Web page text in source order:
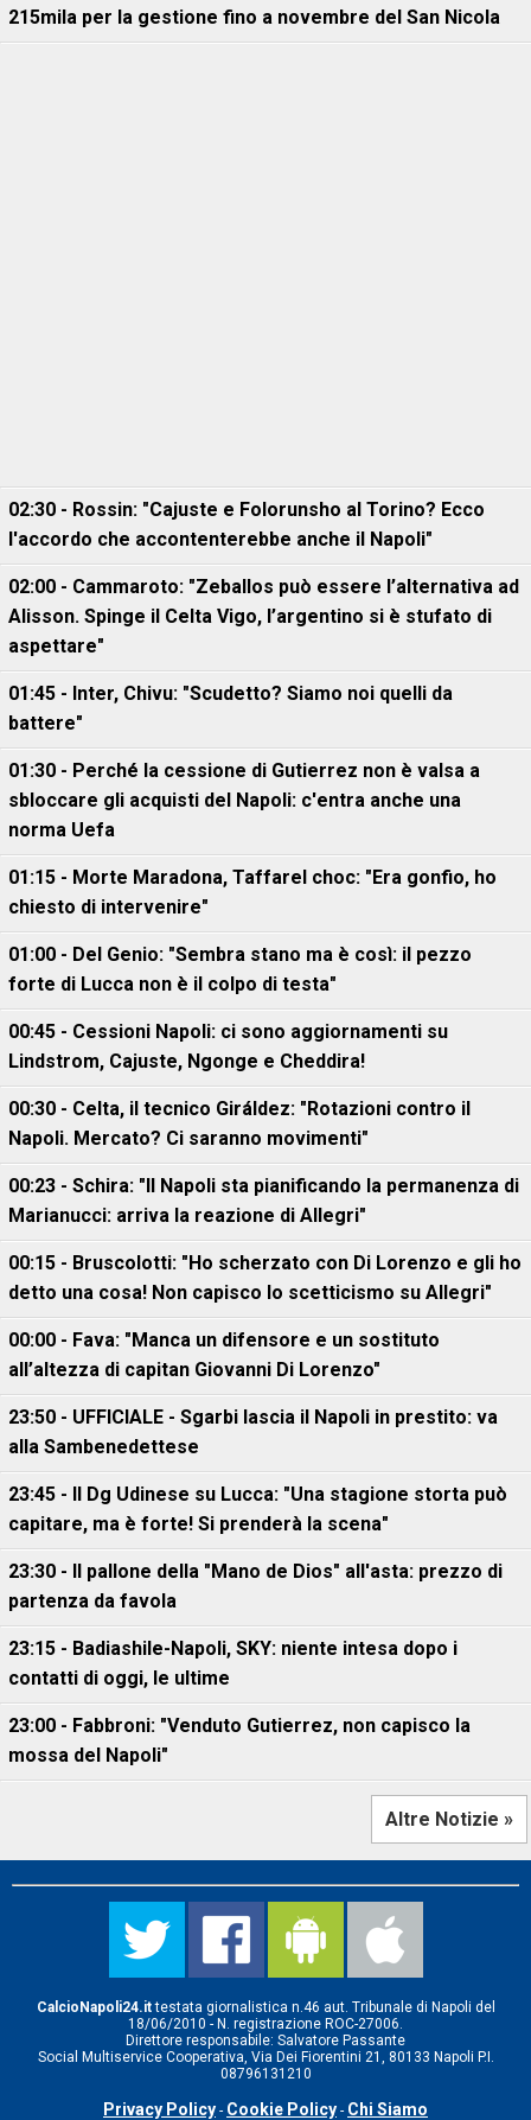
215mila per la gestione fino a novembre del San Nicola
02:30 - Rossin: "Cajuste e Folorunsho al Torino? Ecco
l'accordo che accontenterebbe anche il Napoli"
02:00 - Cammaroto: "Zeballos può essere l’alternativa ad
Alisson. Spinge il Celta Vigo, l’argentino si è stufato di
aspettare"
01:45 - Inter, Chivu: "Scudetto? Siamo noi quelli da
battere"
01:30 - Perché la cessione di Gutierrez non è valsa a
sbloccare gli acquisti del Napoli: c'entra anche una
norma Uefa
01:15 - Morte Maradona, Taffarel choc: "Era gonfio, ho
chiesto di intervenire"
01:00 - Del Genio: "Sembra stano ma è così: il pezzo
forte di Lucca non è il colpo di testa"
00:45 - Cessioni Napoli: ci sono aggiornamenti su
Lindstrom, Cajuste, Ngonge e Cheddira!
00:30 - Celta, il tecnico Giráldez: "Rotazioni contro il
Napoli. Mercato? Ci saranno movimenti"
00:23 - Schira: "Il Napoli sta pianificando la permanenza di
Marianucci: arriva la reazione di Allegri"
00:15 - Bruscolotti: "Ho scherzato con Di Lorenzo e gli ho
detto una cosa! Non capisco lo scetticismo su Allegri"
00:00 - Fava: "Manca un difensore e un sostituto
all’altezza di capitan Giovanni Di Lorenzo"
23:50 - UFFICIALE - Sgarbi lascia il Napoli in prestito: va
alla Sambenedettese
23:45 - Il Dg Udinese su Lucca: "Una stagione storta può
capitare, ma è forte! Si prenderà la scena"
23:30 - Il pallone della "Mano de Dios" all'asta: prezzo di
partenza da favola
23:15 - Badiashile-Napoli, SKY: niente intesa dopo i
contatti di oggi, le ultime
23:00 - Fabbroni: "Venduto Gutierrez, non capisco la
mossa del Napoli"
Altre Notizie »
CalcioNapoli24.ittestata giornalistica n.46 aut. Tribunale di Napoli del
18/06/2010 - N. registrazione ROC-27006.
Direttore responsabile: Salvatore Passante
Social Multiservice Cooperativa, Via Dei Fiorentini 21, 80133 Napoli P.I.
08796131210
Privacy Policy - Cookie Policy - Chi Siamo